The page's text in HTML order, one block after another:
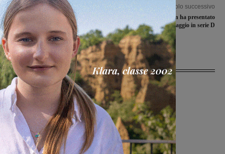
Articolo precedente
Ne Pas Couvrir!, una decima edizione
di successo. Tre giorni di musica, arte,
tecnologia e mercatino food
Articolo successivo
La Rignanese non ha presentato
domanda di ripescaggio in serie D
Ultime Notizie